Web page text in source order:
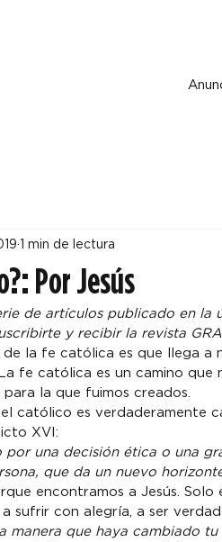
Por Jesús
1 min de lectura
de artículos publicado en la
y recibir la revista
de la fe católica es que llega a
fe católica es un camino que
la que fuimos creados.
católico es verdaderamente
XVI:
por una decisión ética o una
que da un nuevo
encontramos a Jesús. Solo
sufrir con alegría, a ser
manera que haya cambiado